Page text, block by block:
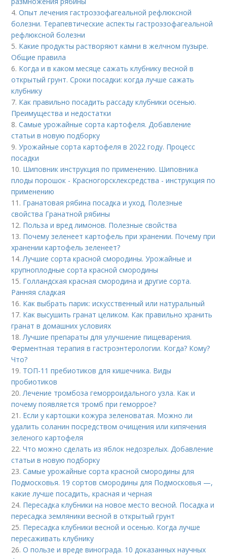
4.Опыт лечения гастроэзофагеальной рефлюксной
болезни. Терапевтические аспекты гастроэзофагеальной
рефлюксной болезни
5. Какие продукты растворяют камни в желчном пузыре.
Общие правила
6. Когда и в каком месяце сажать клубнику весной в
открытый грунт. Сроки посадки: когда лучше сажать
клубнику
7. Как правильно посадить рассаду клубники осенью.
Преимущества и недостатки
8.Самые урожайные сорта картофеля. Добавление
статьи в новую подборку
9.Урожайные сорта картофеля в 2022 году. Процесс
посадки
10. Шиповник инструкция по применению. Шиповника
плоды порошок - Красногорсклексредства - инструкция по
применению
11. Гранатовая рябина посадка и уход. Полезные
свойства Гранатной рябины
12. Польза и вред лимонов. Полезные свойства
13. Почему зеленеет картофель при хранении. Почему при
хранении картофель зеленеет?
14.Лучшие сорта красной смородины. Урожайные и
крупноплодные сорта красной смородины
15. Голландская красная смородина и другие сорта.
Ранняя сладкая
16. Как выбрать парик: искусственный или натуральный
17. Как высушить гранат целиком. Как правильно хранить
гранат в домашних условиях
18.Лучшие препараты для улучшение пищеварения.
Ферментная терапия в гастроэнтерологии. Когда? Кому?
Что?
19. ТОП-11 пребиотиков для кишечника. Виды
пробиотиков
20.Лечение тромбоза геморроидального узла. Как и
почему появляется тромб при геморрое?
21. Если у картошки кожура зеленоватая. Можно ли
удалить соланин посредством очищения или кипячения
зеленого картофеля
22.Что можно сделать из яблок недозрелых. Добавление
статьи в новую подборку
23.Самые урожайные сорта красной смородины для
Подмосковья. 19 сортов смородины для Подмосковья —,
какие лучше посадить, красная и черная
24. Пересадка клубники на новое место весной. Посадка и
пересадка земляники весной в открытый грунт
25. Пересадка клубники весной и осенью. Когда лучше
пересаживать клубнику
26.О пользе и вреде винограда. 10 доказанных научных